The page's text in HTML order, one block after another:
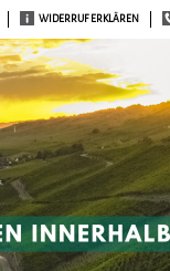
WIDERRUF ERKLÄREN